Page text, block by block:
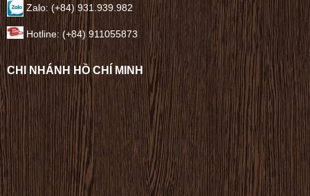
Zalo: (+84) 931.939.982
Hotline: (+84) 911055873
CHI NHÁNH HỒ CHÍ MINH